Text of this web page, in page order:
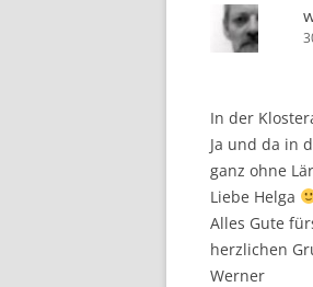
In der
Ja und da in
ganz ohne
Liebe Helga
Alles Gute
herzlichen
Werner